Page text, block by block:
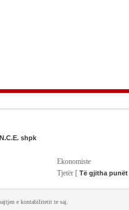
N.C.E. shpk
Ekonomiste
Tjetër [ Të gjitha
e kontabilitetit te saj.